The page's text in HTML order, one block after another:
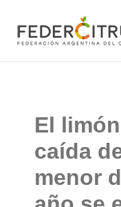
contenido
El
caída
menor